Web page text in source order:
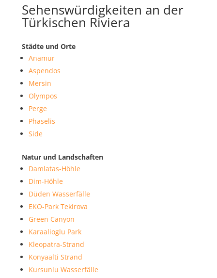
Sehenswürdigkeiten an der
Türkischen Riviera
Städte und Orte
Anamur
Aspendos
Mersin
Olympos
Perge
Phaselis
Side
Natur und Landschaften
Damlatas-Höhle
Dim-Höhle
Düden Wasserfälle
EKO-Park Tekirova
Green Canyon
Karaalioglu Park
Kleopatra-Strand
Konyaalti Strand
Kursunlu Wasserfälle